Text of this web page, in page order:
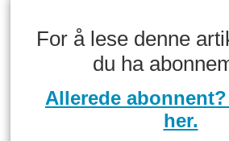
For å lese denne
du ha
Allerede
her.